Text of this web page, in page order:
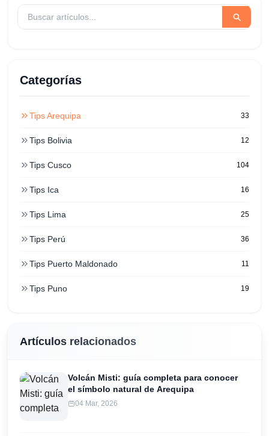
Categorías
Tips Arequipa 33
Tips Bolivia 12
Tips Cusco 104
Tips Ica 16
Tips Lima 25
Tips Perú 36
Tips Puerto Maldonado 11
Tips Puno 19
Artículos relacionados
Volcán Misti: guía completa para conocer
el símbolo natural de Arequipa
04 Mar, 2026